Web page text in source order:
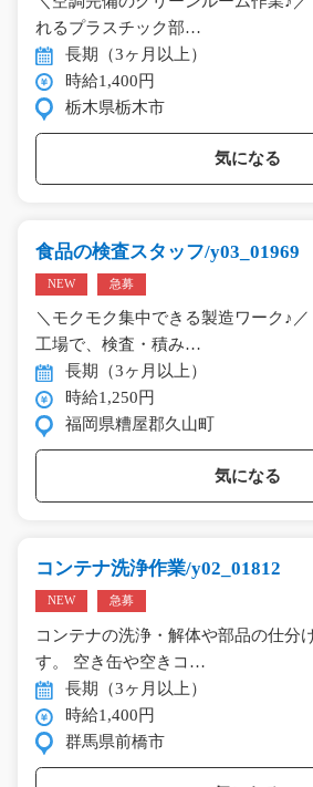
れるプラスチック部…
長期（3ヶ月以上）
時給1,400円
栃木県栃木市
気になる
食品の検査スタッフ/y03_01969
NEW 急募
＼モクモク集中できる製造ワーク♪
工場で、検査・積み…
長期（3ヶ月以上）
時給1,250円
福岡県糟屋郡久山町
気になる
コンテナ洗浄作業/y02_01812
NEW 急募
コンテナの洗浄・解体や部品の仕分
す。 空き缶や空きコ…
長期（3ヶ月以上）
時給1,400円
群馬県前橋市